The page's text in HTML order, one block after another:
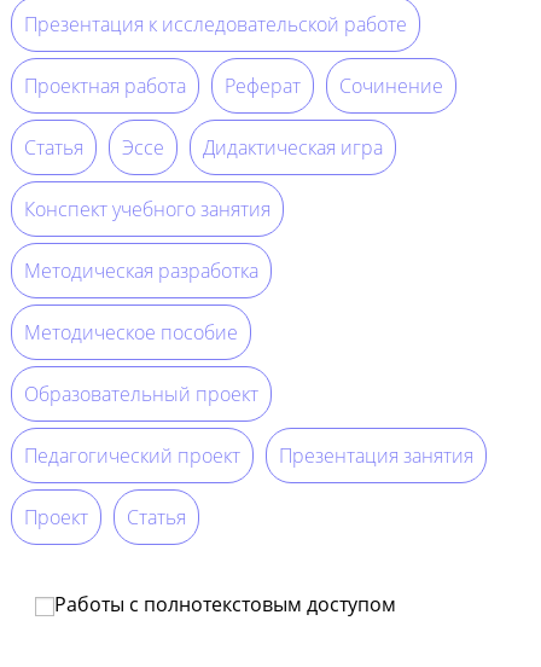
Презентация к исследовательской работе
Проектная работа Реферат Сочинение
Статья Эссе Дидактическая игра
Конспект учебного занятия
Методическая разработка
Методическое пособие
Образовательный проект
Педагогический проект Презентация занятия
Проект Статья
Работы с полнотекстовым доступом